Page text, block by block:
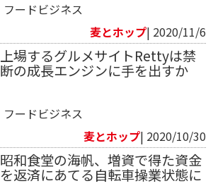
フードビジネス
麦とホップ| 2020/11/6
上場するグルメサイトRettyは禁
断の成長エンジンに手を出すか
フードビジネス
麦とホップ| 2020/10/30
昭和食堂の海帆、増資で得た資金
を返済にあてる自転車操業状態に